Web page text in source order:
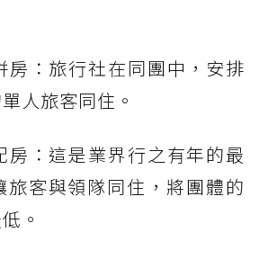
房：旅行社在同團中，安排
人旅客同住。
房：這是業界行之有年的最
旅客與領隊同住，將團體的
。